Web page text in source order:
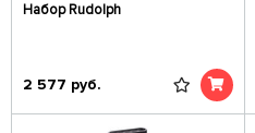
Набор Rudolph
2 577 руб.